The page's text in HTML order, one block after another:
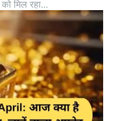
मिल रहा...